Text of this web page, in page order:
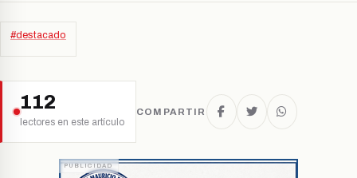
#destacado
112
lectores en este artículo
COMPARTIR